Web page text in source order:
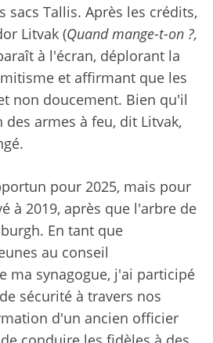
sacs Tallis. Après les crédits,
Litvak (Quand mange-t-on ?,
à l'écran, déplorant la
et affirmant que les
non doucement. Bien qu'il
armes à feu, dit Litvak,
pour 2025, mais pour
à 2019, après que l'arbre de
En tant que
au conseil
ma synagogue, j'ai participé
sécurité à travers nos
d'un ancien officier